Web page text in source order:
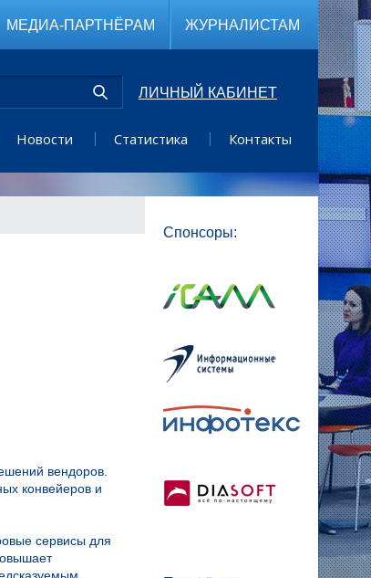
МЕДИА-ПАРТНЁРАМ ЖУРНАЛИСТАМ
ЛИЧНЫЙ КАБИНЕТ
Новости Статистика Контакты
вендоров.
конвейеров и
сервисы для
Спонсоры: